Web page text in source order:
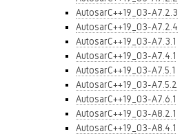
AutosarC++19_03-A7.2.3
AutosarC++19_03-A7.2.4
AutosarC++19_03-A7.3.1
AutosarC++19_03-A7.4.1
AutosarC++19_03-A7.5.1
AutosarC++19_03-A7.5.2
AutosarC++19_03-A7.6.1
AutosarC++19_03-A8.2.1
AutosarC++19_03-A8.4.1